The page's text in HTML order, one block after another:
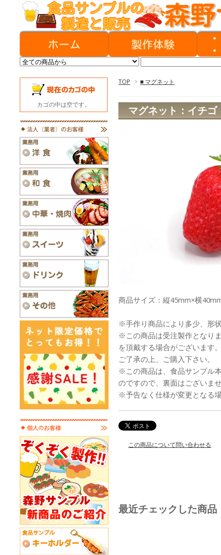
TOP > ■ マグネット
マグネット：イチゴ
商品サイズ：縦45mm×横
※手作り商品により多少、形
※この商品は受注製作となり
を頂戴する場合がございます
ご了承の上、ご購入下さい。
※この商品は、食品サンプル
のですので、裏面はございま
※予告なく仕様が変更となる
この商品について問い合わせる
最近チェックした商品
カゴの中は空です。